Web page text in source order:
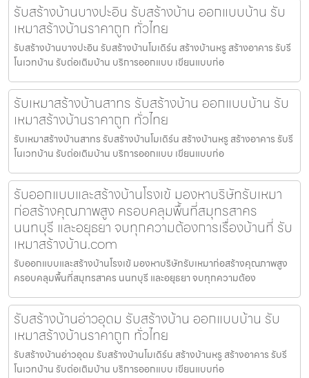
รับสร้างบ้านบางปะอิน รับสร้างบ้าน ออกแบบบ้าน รับ
เหมาสร้างบ้านราคาถูก ทั่วไทย
รับสร้างบ้านบางปะอิน รับสร้างบ้านโมเดิร์น สร้างบ้านหรู สร้างอาคาร รับรี
โนเวทบ้าน รับต่อเติมบ้าน บริการออกแบบ เขียนแบบก่อ
รับเหมาสร้างบ้านสาทร รับสร้างบ้าน ออกแบบบ้าน รับ
เหมาสร้างบ้านราคาถูก ทั่วไทย
รับเหมาสร้างบ้านสาทร รับสร้างบ้านโมเดิร์น สร้างบ้านหรู สร้างอาคาร รับรี
โนเวทบ้าน รับต่อเติมบ้าน บริการออกแบบ เขียนแบบก่อ
รับออกแบบและสร้างบ้านโรงเข้ มองหาบริษัทรับเหมา
ก่อสร้างคุณภาพสูง ครอบคลุมพื้นที่สมุทรสาคร
นนทบุรี และอยุธยา จบทุกความต้องการเรื่องบ้านที่ รับ
เหมาสร้างบ้าน.com
รับออกแบบและสร้างบ้านโรงเข้ มองหาบริษัทรับเหมาก่อสร้างคุณภาพสูง
ครอบคลุมพื้นที่สมุทรสาคร นนทบุรี และอยุธยา จบทุกความต้อง
รับสร้างบ้านอ่าวอุดม รับสร้างบ้าน ออกแบบบ้าน รับ
เหมาสร้างบ้านราคาถูก ทั่วไทย
รับสร้างบ้านอ่าวอุดม รับสร้างบ้านโมเดิร์น สร้างบ้านหรู สร้างอาคาร รับรี
โนเวทบ้าน รับต่อเติมบ้าน บริการออกแบบ เขียนแบบก่อ